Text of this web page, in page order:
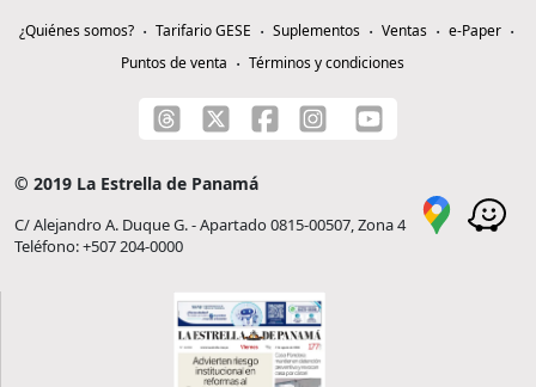
¿Quiénes somos? Tarifario GESE Suplementos Ventas
e-Paper
Puntos de venta
Términos y condiciones
© 2019 La Estrella de Panamá
C/ Alejandro A. Duque G. - Apartado 0815-00507, Zona 4
Teléfono: +507 204-0000